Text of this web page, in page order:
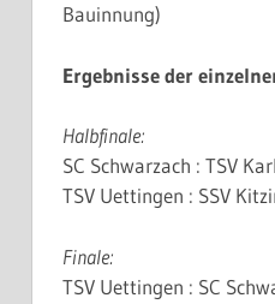
Bauinnung)
Ergebnisse der
Halbfinale:
SC Schwarzach : TSV
TSV Uettingen : SSV
Finale:
TSV Uettingen : SC